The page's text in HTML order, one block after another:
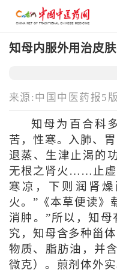
知母内服外用治皮
来源:中国中医药报5版
知母为百合科
苦，性寒。入肺、
退蒸、生津止渴的
无根之肾火……止虚
寒凉，下则润肾
火。”《本草便读》
消肿。”所以，知
究，知母含多种甾
物质、脂肪油，并
微克）。煎剂体外